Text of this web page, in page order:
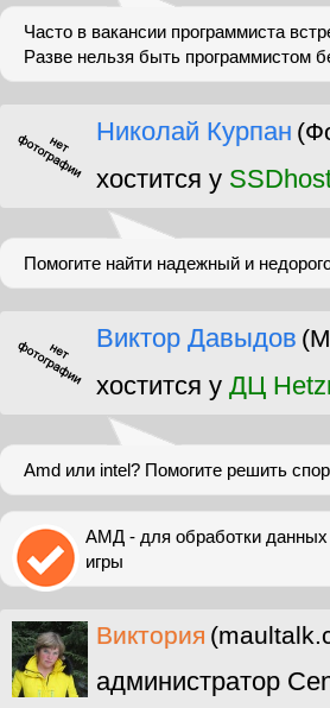
Часто в вакансии программиста
Разве нельзя быть программистом
Николай Курпан
хостится у
Помогите найти надежный и
Виктор Давыдов
хостится у ДЦ
Amd или intel? Помогите решить
АМД - для обработки данных
игры
Виктория
администратор